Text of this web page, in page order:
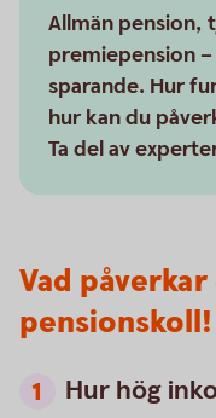
Allmän pension,
premiepension
sparande. Hur
hur kan du
Ta del av
Vad
pensionskoll!
Hur hög